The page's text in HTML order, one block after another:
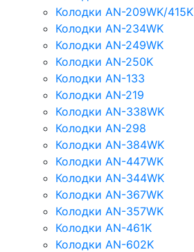
Колодки AN-209WK/415K
Колодки AN-234WK
Колодки AN-249WK
Колодки AN-250K
Колодки AN-133
Колодки AN-219
Колодки AN-338WK
Колодки AN-298
Колодки AN-384WK
Колодки AN-447WK
Колодки AN-344WK
Колодки AN-367WK
Колодки AN-357WK
Колодки AN-461K
Колодки AN-602K